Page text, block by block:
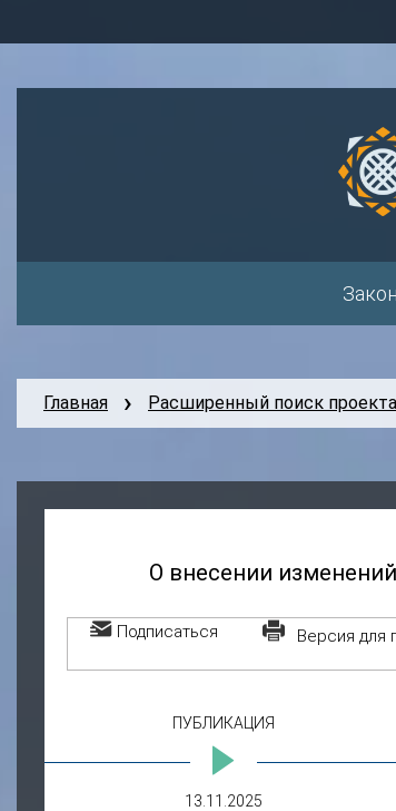
Главная Расширенный поиск проекта
О внесении
Подписаться Версия для
ПУБЛИКАЦИЯ
13.11.2025